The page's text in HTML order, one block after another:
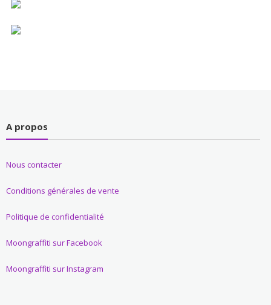
A propos
Nous contacter
Conditions générales de vente
Politique de confidentialité
Moongraffiti sur Facebook
Moongraffiti sur Instagram